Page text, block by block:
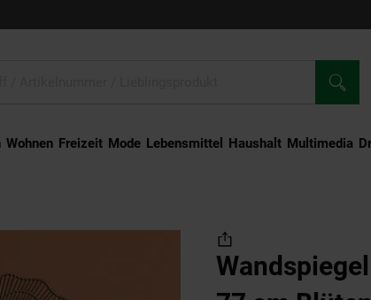
Wohnen Freizeit Mode Lebensmittel Haushalt Multimedia